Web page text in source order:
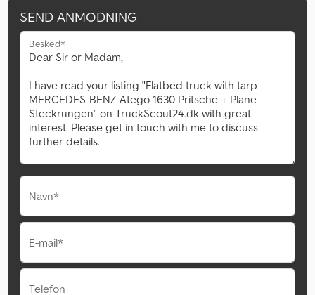
SEND ANMODNING
Besked*
Navn*
E-mail*
Telefon